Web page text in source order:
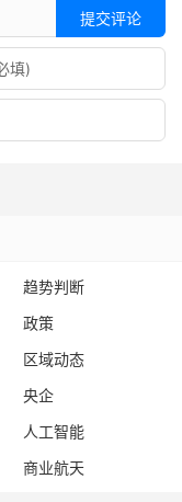
提交评论
趋势判断
政策
区域动态
央企
人工智能
商业航天